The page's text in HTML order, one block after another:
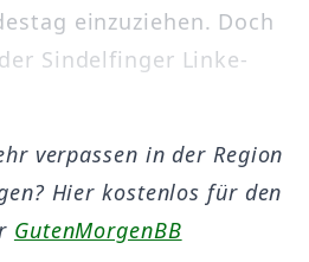
einzuziehen. Doch
Sindelfinger Linke-
verpassen in der Region
Hier kostenlos für den
GutenMorgenBB